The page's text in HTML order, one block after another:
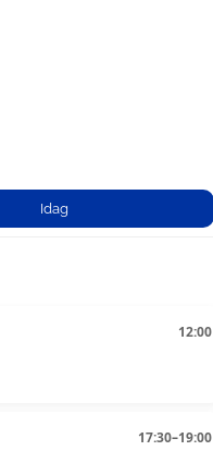
Idag
12:00
17:30–19:00